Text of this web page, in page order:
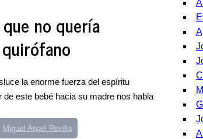
no quería
la enorme fuerza del espíritu
este bebé hacia su madre nos habla
Miguel Ángel Revilla